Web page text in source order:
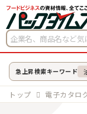
急上昇検索キーワード
トップ 電子カタロ